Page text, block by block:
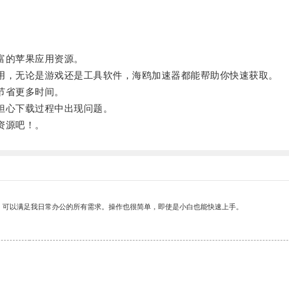
苹果应用资源。
论是游戏还是工具软件，海鸥加速器都能帮助你快速获取。
更多时间。
下载过程中出现问题。
吧！。
以满足我日常办公的所有需求。操作也很简单，即使是小白也能快速上手。